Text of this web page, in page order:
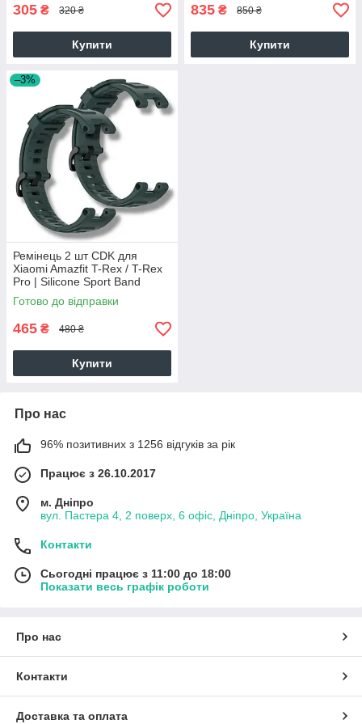
305 ₴ 320 ₴
Купити
835 ₴ 850 ₴
Купити
–3%
Ремінець 2 шт CDK для
Xiaomi Amazfit T-Rex / T-Rex
Pro | Silicone Sport Band
Classic (012593) (dark green)
Готово до відправки
465 ₴ 480 ₴
Купити
Про нас
96% позитивних з 1256 відгуків за рік
Працює з 26.10.2017
м. Дніпро
вул. Пастера 4, 2 поверх, 6 офіс, Дніпро, Україна
Контакти
Сьогодні працює з 11:00 до 18:00
Показати весь графік роботи
Про нас
Контакти
Доставка та оплата